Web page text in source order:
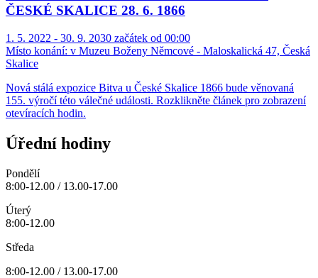
ČESKÉ SKALICE 28. 6. 1866
1. 5. 2022 - 30. 9. 2030 začátek od 00:00
Místo konání: v Muzeu Boženy Němcové - Maloskalická 47, Česká
Skalice
Nová stálá expozice Bitva u České Skalice 1866 bude věnovaná
155. výročí této válečné události. Rozklikněte článek pro zobrazení
otevíracích hodin.
Úřední hodiny
Pondělí
8:00-12.00 / 13.00-17.00
Úterý
8:00-12.00
Středa
8:00-12.00 / 13.00-17.00